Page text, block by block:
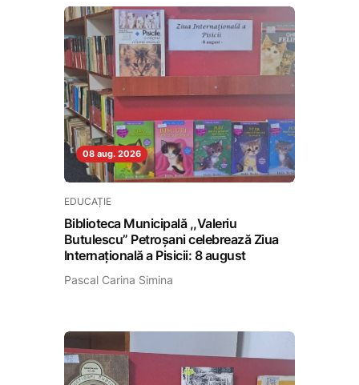
08 aug. 2026
EDUCAȚIE
Biblioteca Municipală ,,Valeriu
Butulescu” Petroșani celebrează Ziua
Internațională a Pisicii: 8 august
Pascal Carina Simina